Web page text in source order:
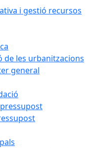
i gestió recursos
de les urbanitzacions
general